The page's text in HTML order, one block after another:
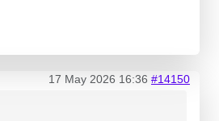
17 May 2026 16:36 #14150